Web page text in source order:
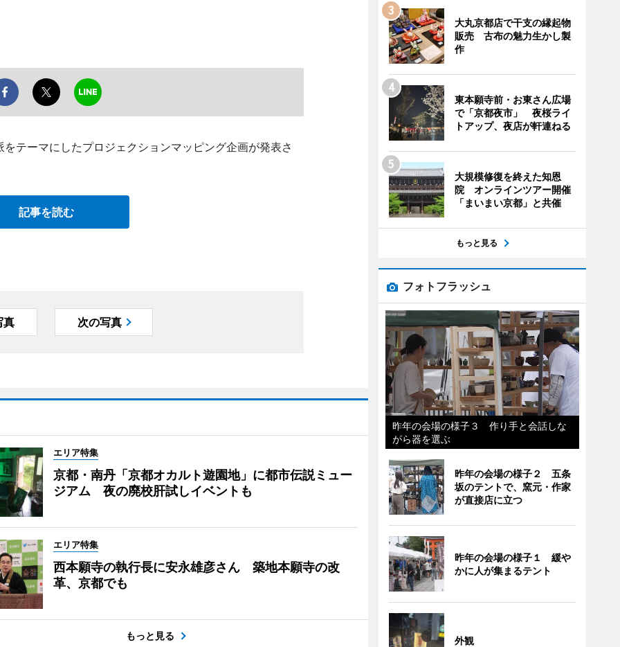
テーマにしたプロジェクションマッピング企画が発表さ
記事を読む
真 次の写真
エリア特集
京都・南丹「京都オカルト遊園地」に都市伝説ミュー
ジアム 夜の廃校肝試しイベントも
エリア特集
西本願寺の執行長に安永雄彦さん 築地本願寺の改
革、京都でも
もっと見る
大丸京都店で干支の縁起物
販売 古布の魅力生かし製
作
東本願寺前・お東さん広場
で「京都夜市」 夜桜ライ
トアップ、夜店が軒連ねる
大規模修復を終えた知恩
院 オンラインツアー開催
「まいまい京都」と共催
もっと見る
フォトフラッシュ
昨年の会場の様子３ 作り手と会話しな
がら器を選ぶ
昨年の会場の様子２ 五条
坂のテントで、窯元・作家
が直接店に立つ
昨年の会場の様子１ 緩や
かに人が集まるテント
外観